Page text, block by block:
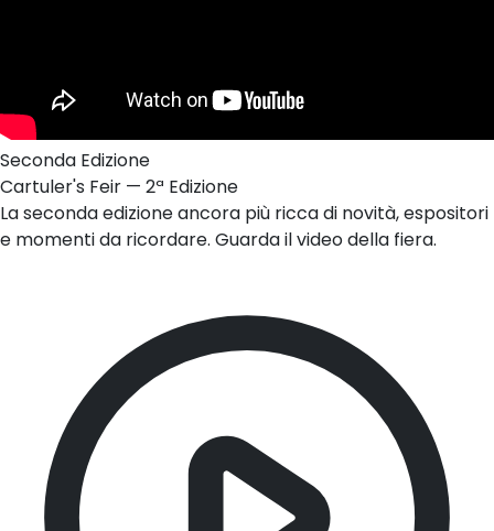
Seconda Edizione
Cartuler's Feir — 2ª Edizione
La seconda edizione ancora più ricca di novità, espositori
e momenti da ricordare. Guarda il video della fiera.